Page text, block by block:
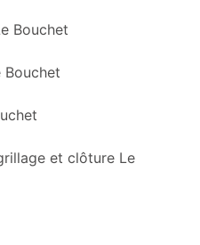
Bouchet
Bouchet
et clôture Le